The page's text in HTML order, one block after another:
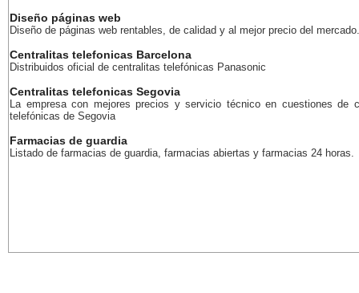
Diseño páginas web
Diseño de páginas web rentables, de calidad y al mejor precio del mercado.
Centralitas telefonicas Barcelona
Distribuidos oficial de centralitas telefónicas Panasonic
Centralitas telefonicas Segovia
La empresa con mejores precios y servicio técnico en cuestiones de
telefónicas de Segovia
Farmacias de guardia
Listado de farmacias de guardia, farmacias abiertas y farmacias 24 horas.